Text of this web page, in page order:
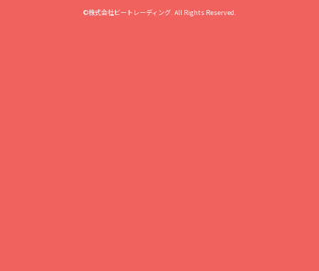
©株式会社ビートレーディング. All Rights Reserved.